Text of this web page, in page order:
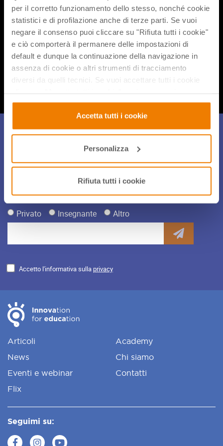
per il corretto funzionamento dello stesso, nonché cookie
statistici e di profilazione anche di terze parti. Se vuoi
negare il consenso puoi cliccare su "Rifiuta tutti i cookie"
e ciò comporterà il permanere delle impostazioni di
default e dunque la continuazione della navigazione in
assenza di cookie o altri strumenti di tracciamento
diversi da quelli tecnici. Se vuoi accettare tutti i cookie
autonomamente selezionare i cookie da accettare clicca
su "Personalizza". Se vuoi saperne di più consulta la
nostraPrivacy e Cookie Policy.
Accetta tutti i cookie
Personalizza
Rifiuta tutti i cookie
attività STEAM “connesse” che facciano sentire i ragazzi
parte di una classe… anche a distanza!
Condividi flix
Iscriviti alla Newsletter
iniziative di didattica innovativa iscriviti alla nostra
coloratissima newsletter!
Privato Insegnante Altro
Accetto l'informativa sulla privacy
Articoli
News
Eventi e webinar
Flix
Academy
Chi siamo
Contatti
Seguimi su: